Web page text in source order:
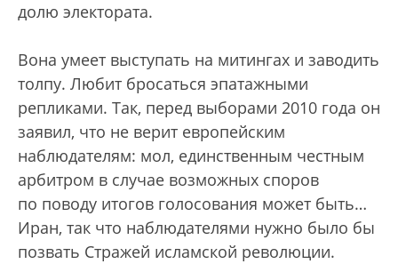
долю электората.
Вона умеет выступать на митингах и заводить
толпу. Любит бросаться эпатажными
репликами. Так, перед выборами 2010 года он
заявил, что не верит европейским
наблюдателям: мол, единственным честным
арбитром в случае возможных споров
по поводу итогов голосования может быть…
Иран, так что наблюдателями нужно было бы
позвать Стражей исламской революции.